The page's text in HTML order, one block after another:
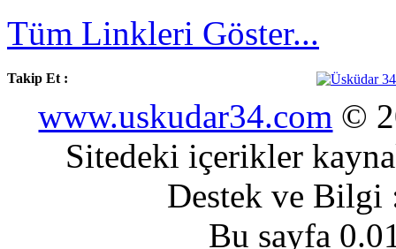
Tüm Linkleri Göster...
Takip Et :
www.uskudar34.com ©
Sitedeki içerikler
Destek ve
Bu sayfa